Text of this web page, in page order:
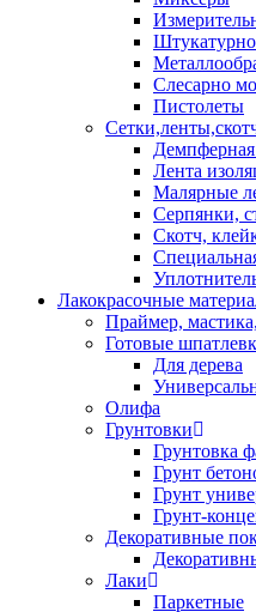
Слесарно
Пистолеты
Демпферная
Лента
Малярные
Серпянки,
Скотч,
Лакокрасочные
Праймер,
Готовые
Для дерева
Олифа
Грунтовки
Грунтовка
Грунт
Грунт
Грунт-
Декоративные
Лаки
Паркетные